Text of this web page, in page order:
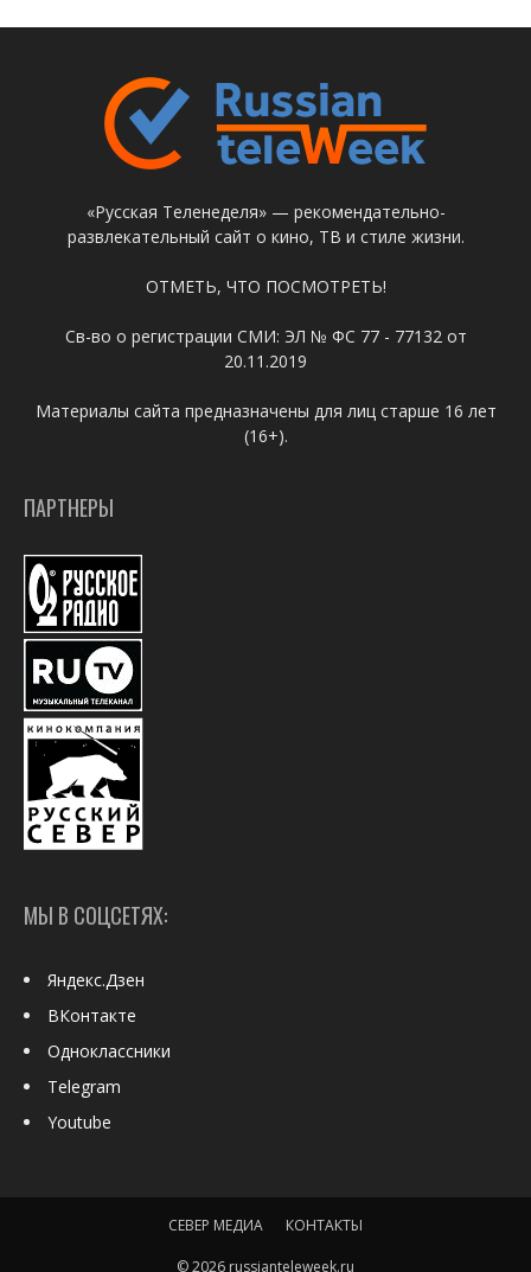
«Русская Теленеделя» — рекомендательно-
развлекательный сайт о кино, ТВ и стиле жизни.
ОТМЕТЬ, ЧТО ПОСМОТРЕТЬ!
Св-во о регистрации СМИ: ЭЛ № ФС 77 - 77132 от
20.11.2019
Материалы сайта предназначены для лиц старше 16 лет
(16+).
ПАРТНЕРЫ
МЫ В СОЦСЕТЯХ:
Яндекс.Дзен
ВКонтакте
Одноклассники
Telegram
Youtube
СЕВЕР МЕДИА КОНТАКТЫ
© 2026 russianteleweek.ru